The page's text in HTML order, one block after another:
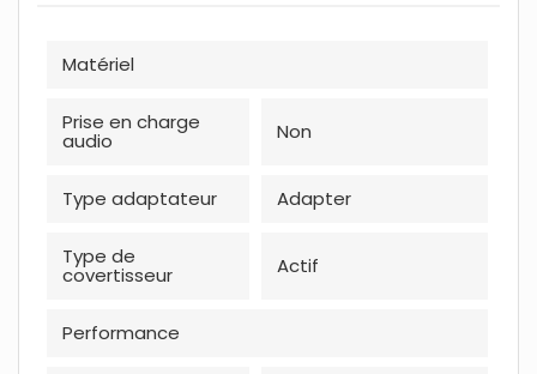
Matériel
Prise en charge
audio Non
Type adaptateur Adapter
Type de
covertisseur Actif
Performance